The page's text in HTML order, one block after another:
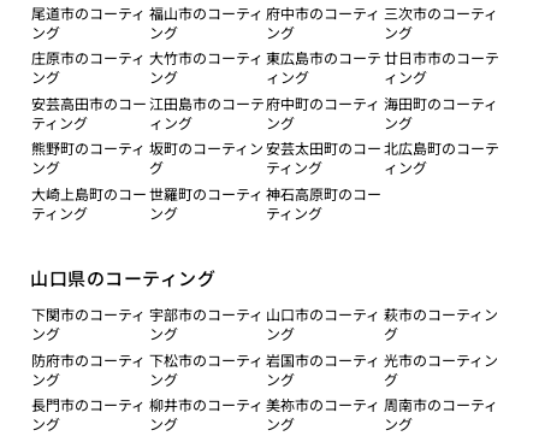
尾道市のコーティ
ング
福山市のコーティ
ング
府中市のコーティ
ング
三次市のコーティ
ング
庄原市のコーティ
ング
大竹市のコーティ
ング
東広島市のコーテ
ィング
廿日市市のコーテ
ィング
安芸高田市のコー
ティング
江田島市のコーテ
ィング
府中町のコーティ
ング
海田町のコーティ
ング
熊野町のコーティ
ング
坂町のコーティン
グ
安芸太田町のコー
ティング
北広島町のコーテ
ィング
大崎上島町のコー
ティング
世羅町のコーティ
ング
神石高原町のコー
ティング
山口県のコーティング
下関市のコーティ
ング
宇部市のコーティ
ング
山口市のコーティ
ング
萩市のコーティン
グ
防府市のコーティ
ング
下松市のコーティ
ング
岩国市のコーティ
ング
光市のコーティン
グ
長門市のコーティ
ング
柳井市のコーティ
ング
美祢市のコーティ
ング
周南市のコーティ
ング